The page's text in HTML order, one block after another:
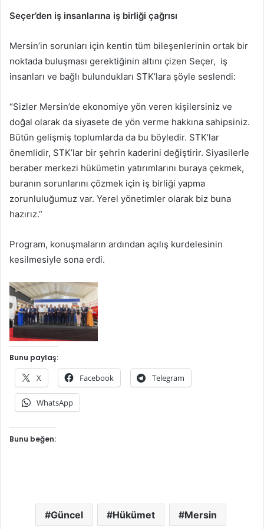
Seçer’den iş insanlarına iş birliği çağrısı
Mersin’in sorunları için kentin tüm bileşenlerinin ortak bir
noktada buluşması gerektiğinin altını çizen Seçer, iş
insanları ve bağlı bulundukları STK’lara şöyle seslendi:
“Sizler Mersin’de ekonomiye yön veren kişilersiniz ve
doğal olarak da siyasete de yön verme hakkına sahipsiniz.
Bütün gelişmiş toplumlarda da bu böyledir. STK’lar
önemlidir, STK’lar bir şehrin kaderini değiştirir. Siyasilerle
beraber merkezi hükümetin yatırımlarını buraya çekmek,
buranın sorunlarını çözmek için iş birliği yapma
zorunluluğumuz var. Yerel yönetimler olarak biz buna
hazırız.”
Program, konuşmaların ardından açılış kurdelesinin
kesilmesiyle sona erdi.
Bunu paylaş:
X Facebook Telegram
WhatsApp
Bunu beğen:
Güncel Hükümet Mersin